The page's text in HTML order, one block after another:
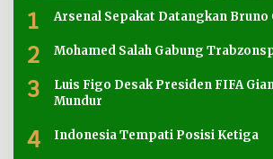
1 Arsenal Sepakat Datangkan Bruno
2 Mohamed Salah Gabung
3
Luis Figo Desak Presiden FIFA
Mundur
4 Indonesia Tempati Posisi Ketiga